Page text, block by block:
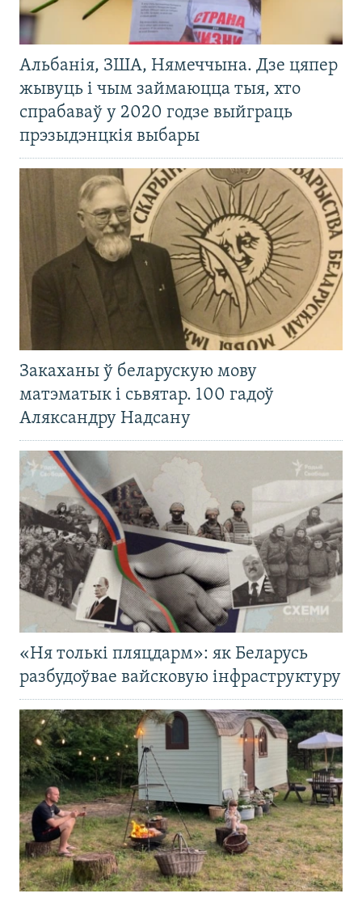
Альбанія, ЗША, Нямеччына. Дзе цяпер
жывуць і чым займаюцца тыя, хто
спрабаваў у 2020 годзе выйграць
прэзыдэнцкія выбары
Закаханы ў беларускую мову
матэматык і сьвятар. 100 гадоў
Аляксандру Надсану
«Ня толькі пляцдарм»: як Беларусь
разбудоўвае вайсковую інфраструктуру